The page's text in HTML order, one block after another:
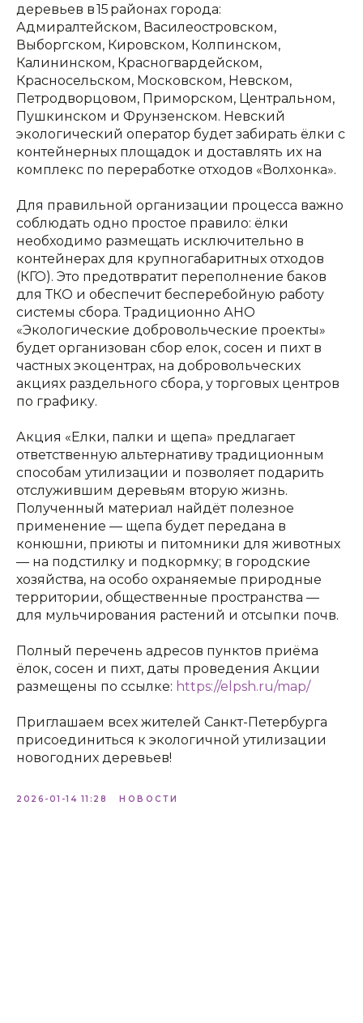
деревьев в 15 районах города:
Адмиралтейском, Василеостровском,
Выборгском, Кировском, Колпинском,
Калининском, Красногвардейском,
Красносельском, Московском, Невском,
Петродворцовом, Приморском, Центральном,
Пушкинском и Фрунзенском. Невский
экологический оператор будет забирать ёлки с
контейнерных площадок и доставлять их на
комплекс по переработке отходов «Волхонка».
Для правильной организации процесса важно
соблюдать одно простое правило: ёлки
необходимо размещать исключительно в
контейнерах для крупногабаритных отходов
(КГО). Это предотвратит переполнение баков
для ТКО и обеспечит бесперебойную работу
системы сбора. Традиционно АНО
«Экологические добровольческие проекты»
будет организован сбор елок, сосен и пихт в
частных экоцентрах, на добровольческих
акциях раздельного сбора, у торговых центров
по графику.
Акция «Елки, палки и щепа» предлагает
ответственную альтернативу традиционным
способам утилизации и позволяет подарить
отслужившим деревьям вторую жизнь.
Полученный материал найдёт полезное
применение — щепа будет передана в
конюшни, приюты и питомники для животных
— на подстилку и подкормку; в городские
хозяйства, на особо охраняемые природные
территории, общественные пространства —
для мульчирования растений и отсыпки почв.
Полный перечень адресов пунктов приёма
ёлок, сосен и пихт, даты проведения Акции
размещены по ссылке: https://elpsh.ru/map/
Приглашаем всех жителей Санкт-Петербурга
присоединиться к экологичной утилизации
новогодних деревьев!
2026-01-14 11:28 НОВОСТИ